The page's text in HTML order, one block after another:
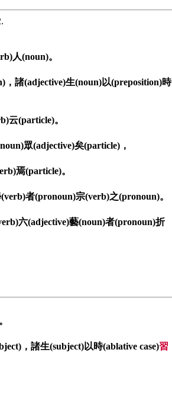
人(noun)。
諸(adjective)生(noun)以(preposition)時
云(particle)。
眾(adjective)矣(particle)，
焉(particle)。
者(pronoun)宗(verb)之(pronoun)。
六(adjective)藝(noun)者(pronoun)折
，諸生(subject)以時(ablative case)習